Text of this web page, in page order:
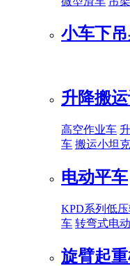
小车下
升降搬
高空作业车
车 搬运小坦克
电动平车
KPD系列低
车 转弯式电
旋臂起